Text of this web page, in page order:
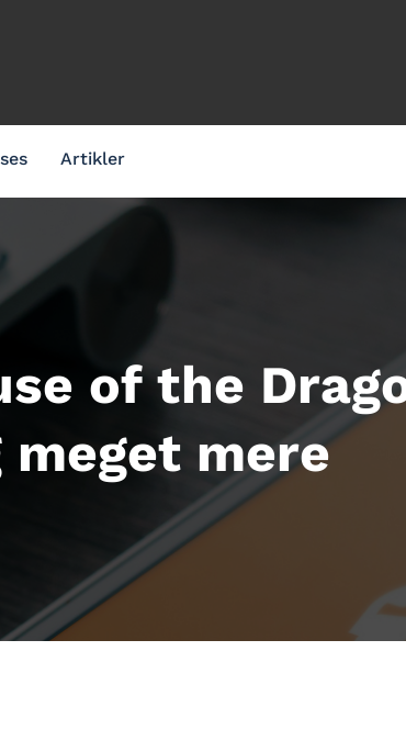
Artikler
of the
mere